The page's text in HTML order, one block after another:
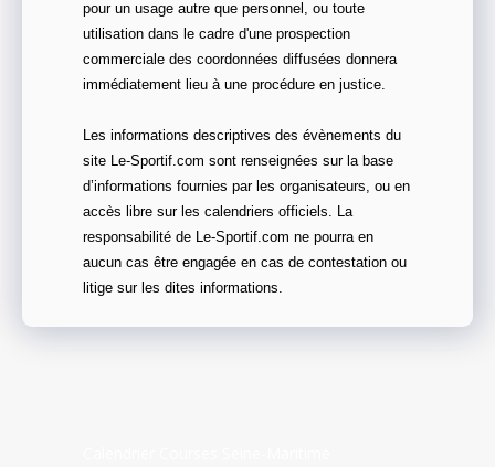
pour un usage autre que personnel, ou toute
utilisation dans le cadre d'une prospection
commerciale des coordonnées diffusées donnera
immédiatement lieu à une procédure en justice.
Les informations descriptives des évènements du
site Le-Sportif.com sont renseignées sur la base
d’informations fournies par les organisateurs, ou en
accès libre sur les calendriers officiels. La
responsabilité de Le-Sportif.com ne pourra en
aucun cas être engagée en cas de contestation ou
litige sur les dites informations.